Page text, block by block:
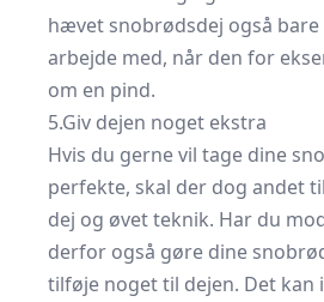
hævet snobrødsdej også
arbejde med, når den for
om en pind.
5.Giv dejen noget ekstra
Hvis du gerne vil tage dine
perfekte, skal der dog andet
dej og øvet teknik. Har du
derfor også gøre dine
tilføje noget til dejen. Det